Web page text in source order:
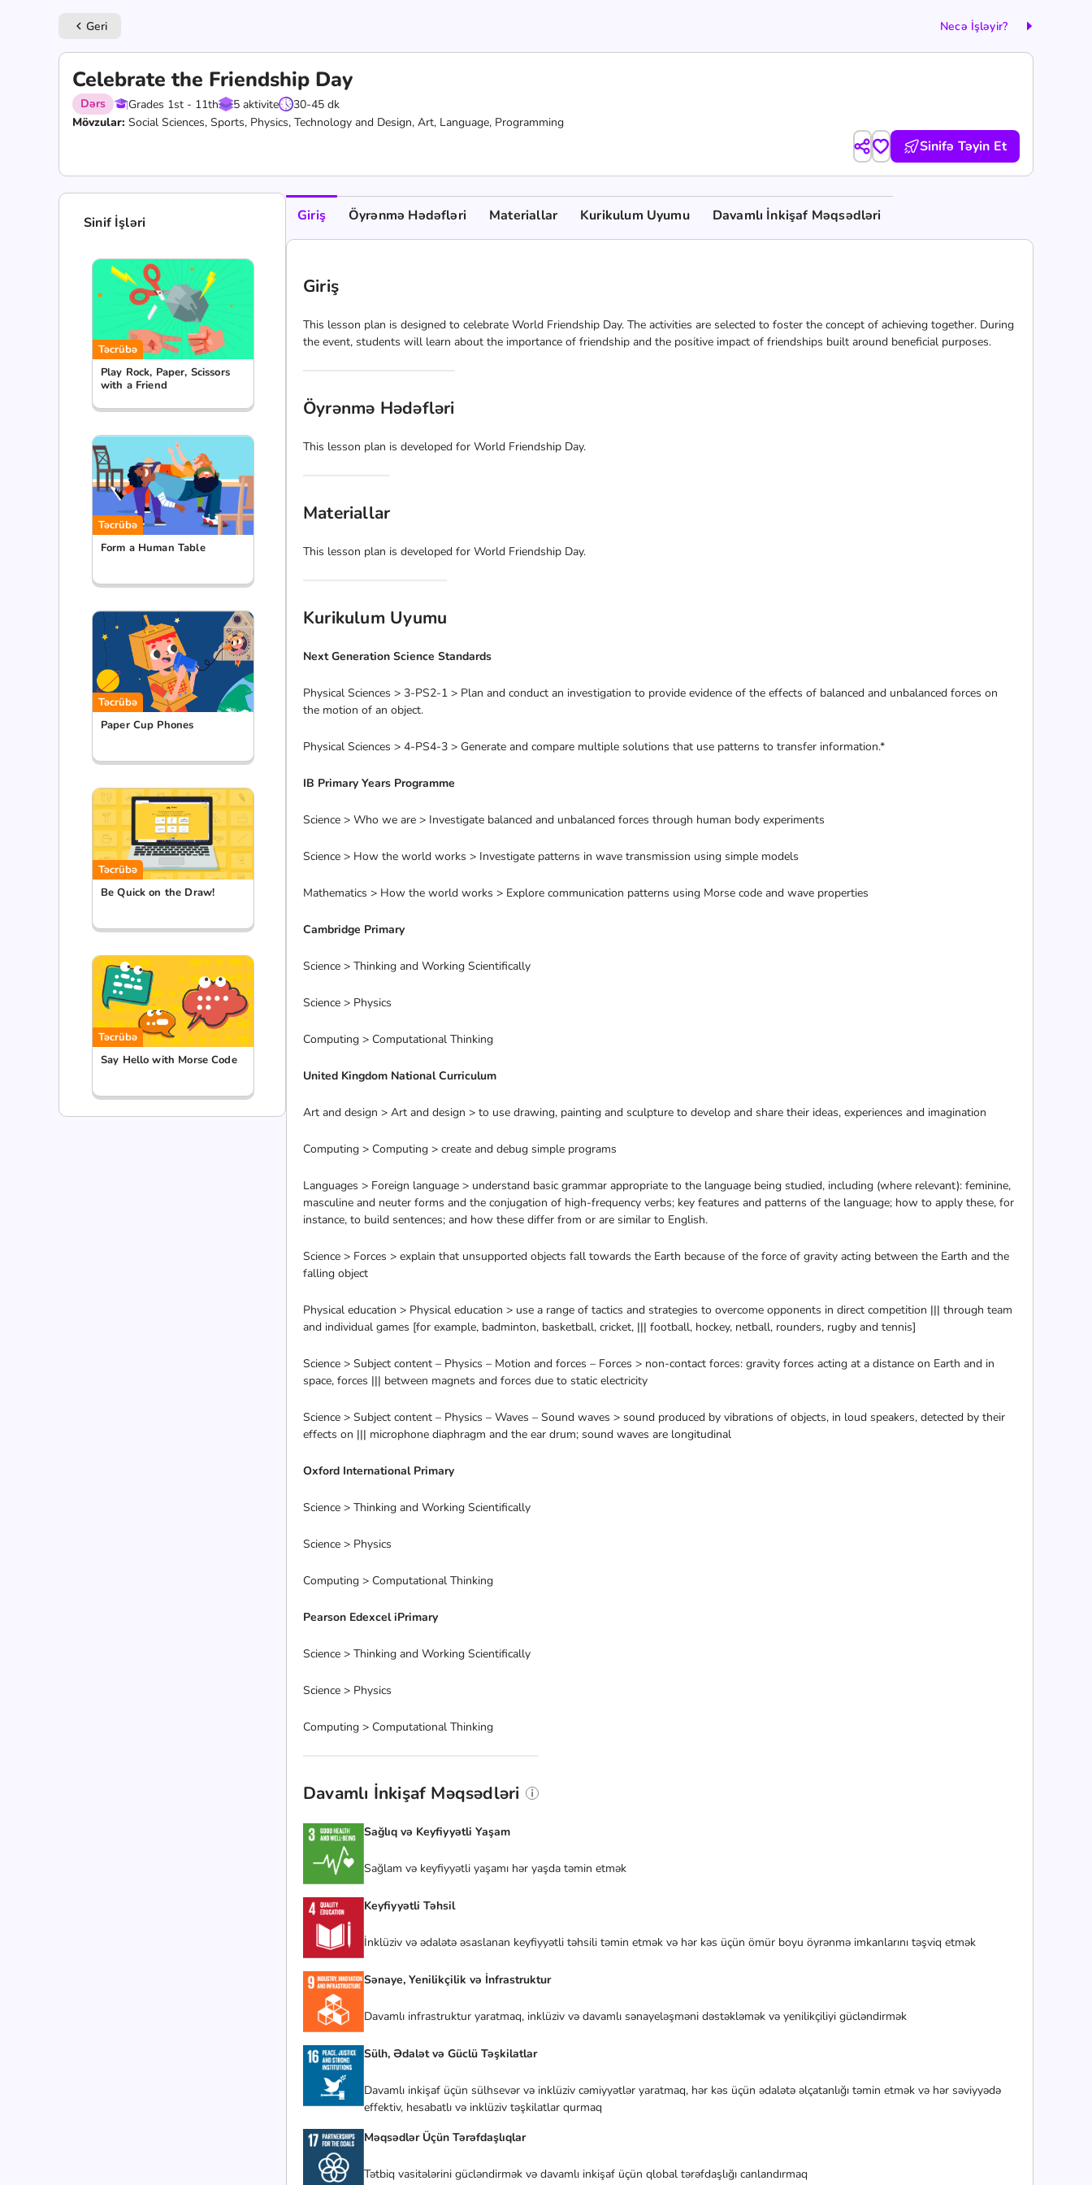
keyboard_arrow_left Geri Necə İşləyir?
Celebrate the Friendship Day
Dərs Grades 1st - 11th 5 aktivite
30-45 dk
Mövzular: Social Sciences, Sports, Physics, Technology and Design, Art, Language, Programming
Sinifə Təyin Et
Sinif İşləri
Təcrübə
Play Rock, Paper, Scissors
with a Friend
Təcrübə
Form a Human Table
Təcrübə
Paper Cup Phones
Təcrübə
Be Quick on the Draw!
Təcrübə
Say Hello with Morse Code
Giriş Öyrənmə Hədəfləri Materiallar Kurikulum Uyumu Davamlı İnkişaf Məqsədləri
Giriş
This lesson plan is designed to celebrate World Friendship Day. The activities are selected to foster the concept of achieving together. During
the event, students will learn about the importance of friendship and the positive impact of friendships built around beneficial purposes.
Öyrənmə Hədəfləri
This lesson plan is developed for World Friendship Day.
Materiallar
This lesson plan is developed for World Friendship Day.
Kurikulum Uyumu
Next Generation Science Standards
Physical Sciences > 3-PS2-1 > Plan and conduct an investigation to provide evidence of the effects of balanced and unbalanced forces on
the motion of an object.
Physical Sciences > 4-PS4-3 > Generate and compare multiple solutions that use patterns to transfer information.*
IB Primary Years Programme
Science > Who we are > Investigate balanced and unbalanced forces through human body experiments
Science > How the world works > Investigate patterns in wave transmission using simple models
Mathematics > How the world works > Explore communication patterns using Morse code and wave properties
Cambridge Primary
Science > Thinking and Working Scientifically
Science > Physics
Computing > Computational Thinking
United Kingdom National Curriculum
Art and design > Art and design > to use drawing, painting and sculpture to develop and share their ideas, experiences and imagination
Computing > Computing > create and debug simple programs
Languages > Foreign language > understand basic grammar appropriate to the language being studied, including (where relevant): feminine,
masculine and neuter forms and the conjugation of high-frequency verbs; key features and patterns of the language; how to apply these, for
instance, to build sentences; and how these differ from or are similar to English.
Science > Forces > explain that unsupported objects fall towards the Earth because of the force of gravity acting between the Earth and the
falling object
Physical education > Physical education > use a range of tactics and strategies to overcome opponents in direct competition ||| through team
and individual games [for example, badminton, basketball, cricket, ||| football, hockey, netball, rounders, rugby and tennis]
Science > Subject content – Physics – Motion and forces – Forces > non-contact forces: gravity forces acting at a distance on Earth and in
space, forces ||| between magnets and forces due to static electricity
Science > Subject content – Physics – Waves – Sound waves > sound produced by vibrations of objects, in loud speakers, detected by their
effects on ||| microphone diaphragm and the ear drum; sound waves are longitudinal
Oxford International Primary
Science > Thinking and Working Scientifically
Science > Physics
Computing > Computational Thinking
Pearson Edexcel iPrimary
Science > Thinking and Working Scientifically
Science > Physics
Computing > Computational Thinking
Davamlı İnkişaf Məqsədləri
Sağlıq və Keyfiyyətli Yaşam
Sağlam və keyfiyyətli yaşamı hər yaşda təmin etmək
Keyfiyyətli Təhsil
İnklüziv və ədalətə əsaslanan keyfiyyətli təhsili təmin etmək və hər kəs üçün ömür boyu öyrənmə imkanlarını təşviq etmək
Sənaye, Yenilikçilik və İnfrastruktur
Davamlı infrastruktur yaratmaq, inklüziv və davamlı sənayeləşməni dəstəkləmək və yenilikçiliyi gücləndirmək
Sülh, Ədalət və Güclü Təşkilatlar
Davamlı inkişaf üçün sülhsevər və inklüziv cəmiyyətlər yaratmaq, hər kəs üçün ədalətə əlçatanlığı təmin etmək və hər səviyyədə
effektiv, hesabatlı və inklüziv təşkilatlar qurmaq
Məqsədlər Üçün Tərəfdaşlıqlar
Tətbiq vasitələrini gücləndirmək və davamlı inkişaf üçün qlobal tərəfdaşlığı canlandırmaq